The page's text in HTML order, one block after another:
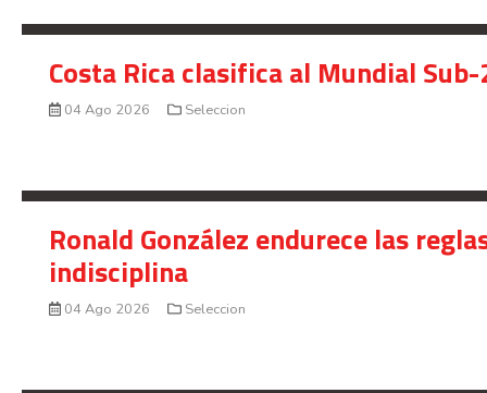
Costa Rica clasifica al Mundial
04 Ago 2026 Seleccion
Ronald González endurece las
indisciplina
04 Ago 2026 Seleccion